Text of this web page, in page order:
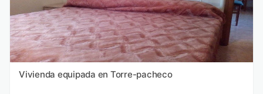
Vivienda equipada en Torre-pacheco